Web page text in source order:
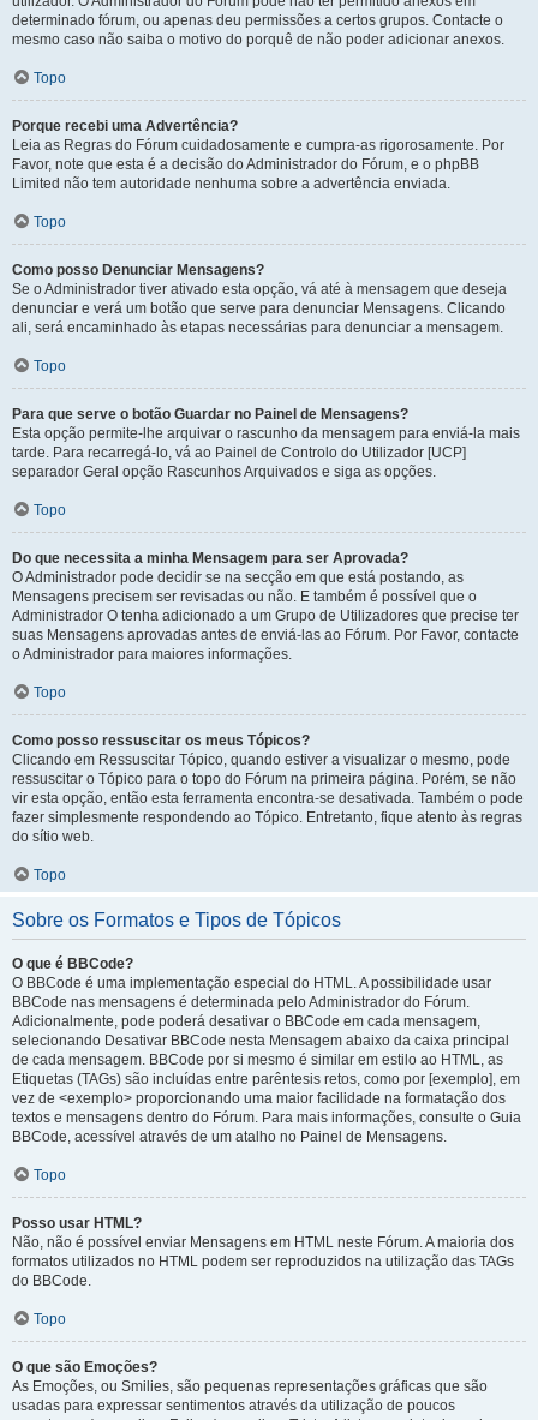
determinado fórum, ou apenas deu permissões a certos grupos. Contacte o
mesmo caso não saiba o motivo do porquê de não poder adicionar anexos.
Topo
Porque recebi uma Advertência?
Leia as Regras do Fórum cuidadosamente e cumpra-as rigorosamente. Por
Favor, note que esta é a decisão do Administrador do Fórum, e o phpBB
Limited não tem autoridade nenhuma sobre a advertência enviada.
Topo
Como posso Denunciar Mensagens?
Se o Administrador tiver ativado esta opção, vá até à mensagem que deseja
denunciar e verá um botão que serve para denunciar Mensagens. Clicando
ali, será encaminhado às etapas necessárias para denunciar a mensagem.
Topo
Para que serve o botão Guardar no Painel de Mensagens?
Esta opção permite-lhe arquivar o rascunho da mensagem para enviá-la mais
tarde. Para recarregá-lo, vá ao Painel de Controlo do Utilizador [UCP]
separador Geral opção Rascunhos Arquivados e siga as opções.
Topo
Do que necessita a minha Mensagem para ser Aprovada?
O Administrador pode decidir se na secção em que está postando, as
Mensagens precisem ser revisadas ou não. E também é possível que o
Administrador O tenha adicionado a um Grupo de Utilizadores que precise ter
suas Mensagens aprovadas antes de enviá-las ao Fórum. Por Favor, contacte
o Administrador para maiores informações.
Topo
Como posso ressuscitar os meus Tópicos?
Clicando em Ressuscitar Tópico, quando estiver a visualizar o mesmo, pode
ressuscitar o Tópico para o topo do Fórum na primeira página. Porém, se não
vir esta opção, então esta ferramenta encontra-se desativada. Também o pode
fazer simplesmente respondendo ao Tópico. Entretanto, fique atento às regras
do sítio web.
Topo
Sobre os Formatos e Tipos de Tópicos
O que é BBCode?
O BBCode é uma implementação especial do HTML. A possibilidade usar
BBCode nas mensagens é determinada pelo Administrador do Fórum.
Adicionalmente, pode poderá desativar o BBCode em cada mensagem,
selecionando Desativar BBCode nesta Mensagem abaixo da caixa principal
de cada mensagem. BBCode por si mesmo é similar em estilo ao HTML, as
Etiquetas (TAGs) são incluídas entre parêntesis retos, como por [exemplo], em
vez de <exemplo> proporcionando uma maior facilidade na formatação dos
textos e mensagens dentro do Fórum. Para mais informações, consulte o Guia
BBCode, acessível através de um atalho no Painel de Mensagens.
Topo
Posso usar HTML?
Não, não é possível enviar Mensagens em HTML neste Fórum. A maioria dos
formatos utilizados no HTML podem ser reproduzidos na utilização das TAGs
do BBCode.
Topo
O que são Emoções?
As Emoções, ou Smilies, são pequenas representações gráficas que são
usadas para expressar sentimentos através da utilização de poucos